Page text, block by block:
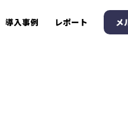
導入事例 レポート メ